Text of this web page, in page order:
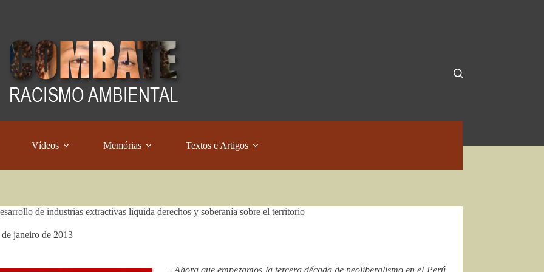
Vídeos Memórias Textos e Artigos
de industrias extractivas liquida derechos y soberanía sobre el territorio
de janeiro de 2013
– Ahora que empezamos la tercera década de neoliberalismo en el Perú,